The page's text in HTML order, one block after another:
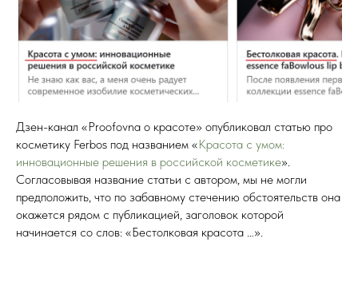
Дзен-канал «Proofovna о красоте» опубликовал статью про
косметику Ferbos под названием «Красота с умом:
инновационные решения в российской косметике».
Согласовывая название статьи с автором, мы не могли
предположить, что по забавному стечению обстоятельств она
окажется рядом с публикацией, заголовок которой
начинается со слов: «Бестолковая красота …».